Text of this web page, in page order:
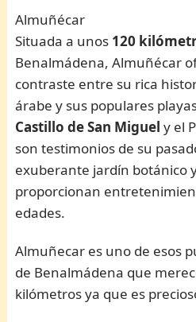
Almuñécar
Situada a unos 120
Benalmádena, Almuñécar
contraste entre su rica
árabe y sus populares
Castillo de San Miguel y el
son testimonios de su
exuberante jardín botánico
proporcionan
edades.
Almuñecar es uno de esos
de Benalmádena que
kilómetros ya que es